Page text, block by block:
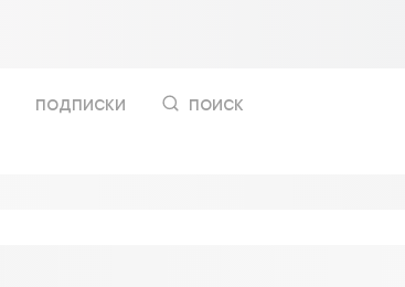
подписки поиск